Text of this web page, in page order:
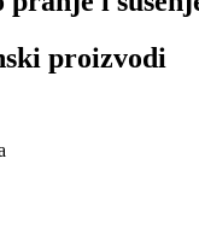
proizvodi